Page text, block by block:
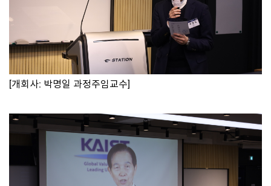
[개회사: 박명일 과정주임교수]